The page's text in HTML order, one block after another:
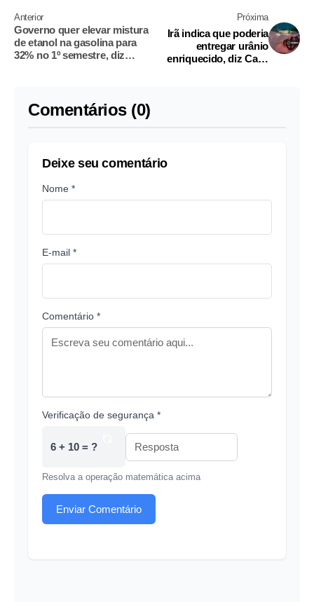
Anterior
Governo quer elevar mistura
de etanol na gasolina para
32% no 1º semestre, diz
Próxima
Irã indica que poderia
entregar urânio
enriquecido, diz Casa
Comentários (0)
Deixe seu comentário
Nome *
E-mail *
Comentário *
Verificação de segurança *
6 + 10 = ?
Resolva a operação matemática acima
Enviar Comentário